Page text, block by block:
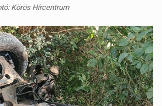
Körös Hírcentrum